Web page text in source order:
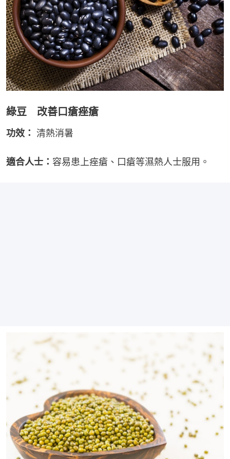
綠豆 改善口瘡痤瘡
功效： 清熱消暑
適合人士： 容易患上痤瘡、口瘡等濕熱人士服用。